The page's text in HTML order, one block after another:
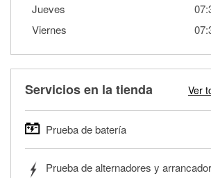
Jueves
Viernes
Servicios en la tienda Ver
Prueba de batería
autos, camionetas, SUVs, vehículos
Prueba de alternadores y